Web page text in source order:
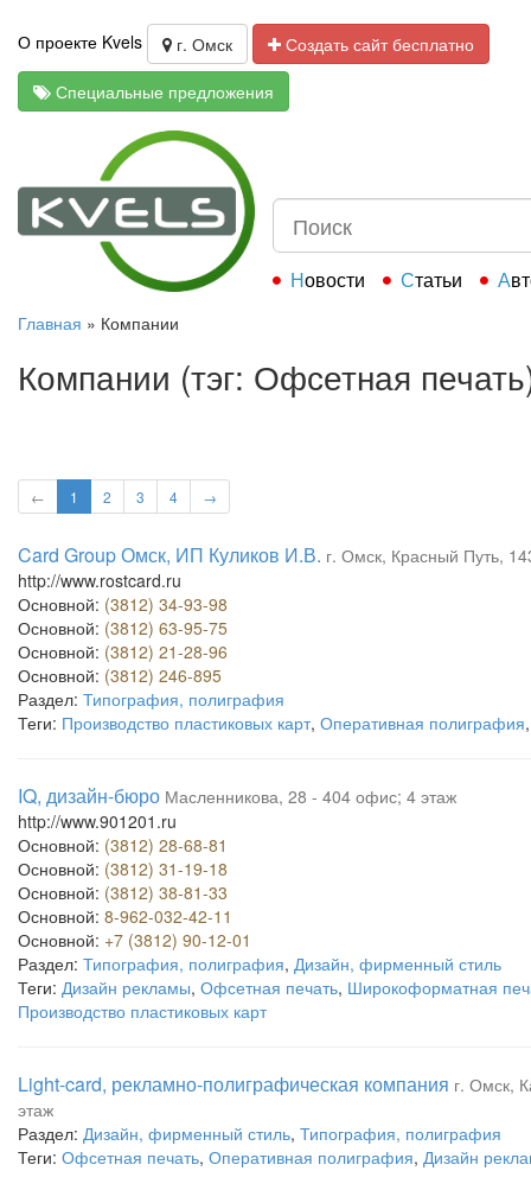
О проекте Kvels г. Омск
Создать сайт бесплатно
Специальные предложения
Новости Статьи
Главная » Компании
Компании (тэг: Офсетная
← 1 2 3 4 →
Card Group Омск, ИП Куликов И.В. г. Омск, Красный Путь,
http://www.rostcard.ru
Основной: (3812) 34-93-98
Основной: (3812) 63-95-75
Основной: (3812) 21-28-96
Основной: (3812) 246-895
Раздел: Типография, полиграфия
Теги: Производство пластиковых карт, Оперативная полиграфия
IQ, дизайн-бюро Масленникова, 28 - 404 офис; 4 этаж
http://www.901201.ru
Основной: (3812) 28-68-81
Основной: (3812) 31-19-18
Основной: (3812) 38-81-33
Основной: 8-962-032-42-11
Основной: +7 (3812) 90-12-01
Раздел: Типография, полиграфия, Дизайн, фирменный стиль
Теги: Дизайн рекламы, Офсетная печать, Широкоформатная
Производство пластиковых карт
Light-card, рекламно-полиграфическая компания г. Омск,
этаж
Раздел: Дизайн, фирменный стиль, Типография, полиграфия
Теги: Офсетная печать, Оперативная полиграфия, Дизайн